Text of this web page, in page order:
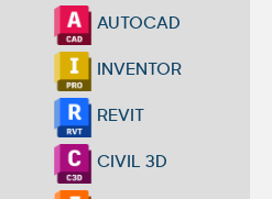
AUTOCAD
INVENTOR
REVIT
CIVIL 3D